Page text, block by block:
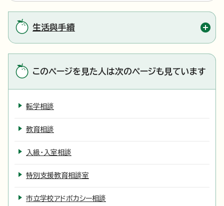
生活與手續
このページを見た人は次のページも見ています
転学相談
教育相談
入級・入室相談
特別支援教育相談室
市立学校アドボカシー相談